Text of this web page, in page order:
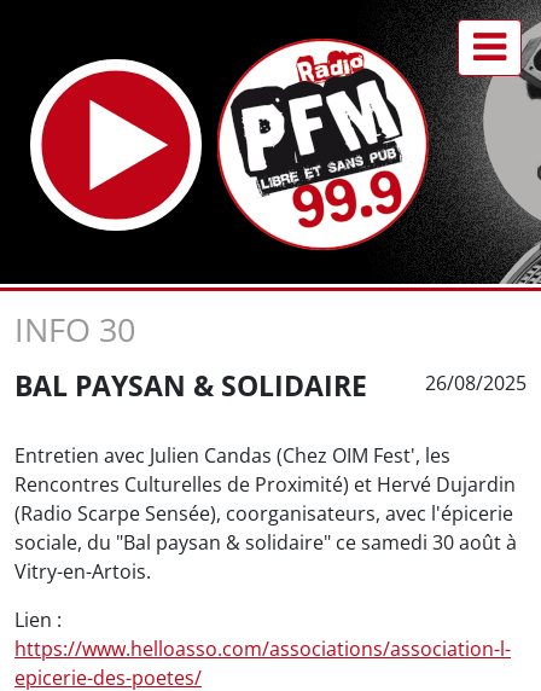
INFO 30
BAL PAYSAN & SOLIDAIRE 26/08/2025
Entretien avec Julien Candas (Chez OIM Fest', les
Rencontres Culturelles de Proximité) et Hervé Dujardin
(Radio Scarpe Sensée), coorganisateurs, avec l'épicerie
sociale, du "Bal paysan & solidaire" ce samedi 30 août à
Vitry-en-Artois.
Lien :
https://www.helloasso.com/associations/association-l-
epicerie-des-poetes/